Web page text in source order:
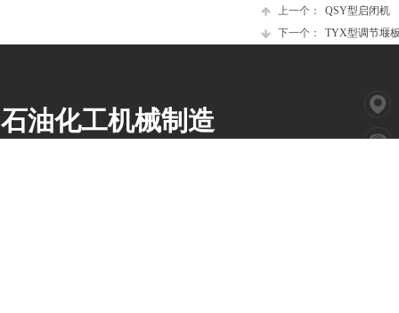
上一个：
QSY型启闭机
下一个：
TYX型调节堰
石油化工机械制造